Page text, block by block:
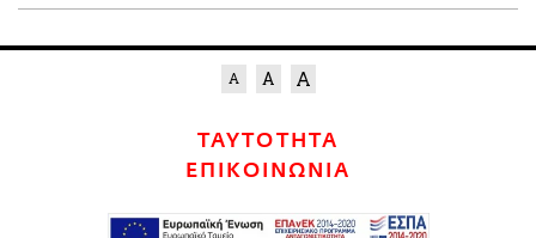
ΤΑΥΤΟΤΗΤΑ
ΕΠΙΚΟΙΝΩΝΙΑ